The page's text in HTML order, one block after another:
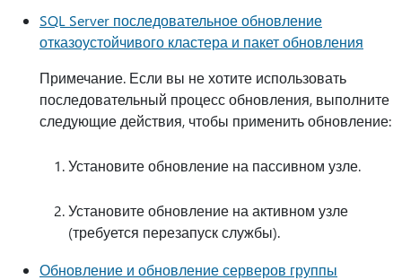
SQL Server последовательное обновление
отказоустойчивого кластера и пакет обновления
Примечание. Если вы не хотите использовать
последовательный процесс обновления, выполните
следующие действия, чтобы применить обновление:
Установите обновление на пассивном узле.
Установите обновление на активном узле
(требуется перезапуск службы).
Обновление и обновление серверов группы